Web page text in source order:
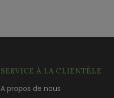
SERVICE À LA CLIENTÈLE
A propos de nous